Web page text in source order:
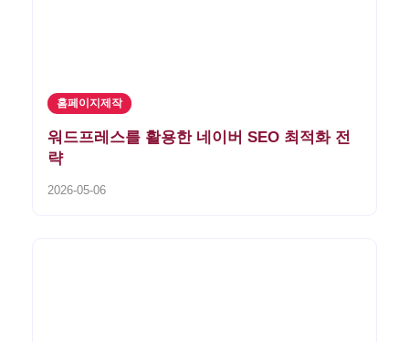
홈페이지제작
워드프레스를 활용한 네이버 SEO 최적화 전
략
2026-05-06